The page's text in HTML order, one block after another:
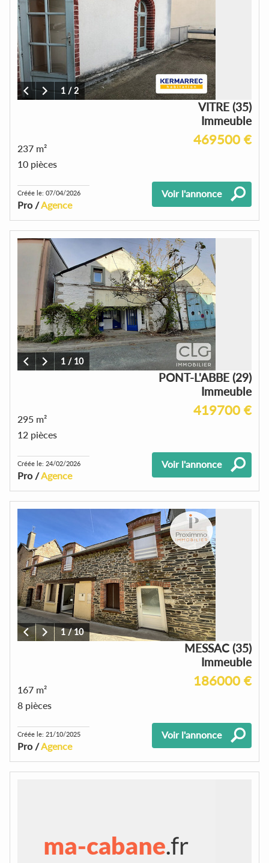
1 /2
VITRE (35)
Immeuble
469500 €
237 m²
10 pièces
Créée le: 07/04/2026
Pro /Agence
Voir l'annonce
1/10
PONT-L'ABBE (29)
Immeuble
419700 €
295 m²
12 pièces
Créée le: 24/02/2026
Pro /Agence
Voir l'annonce
1/10
MESSAC (35)
Immeuble
186000 €
167 m²
8 pièces
Créée le: 21/10/2025
Pro /Agence
Voir l'annonce